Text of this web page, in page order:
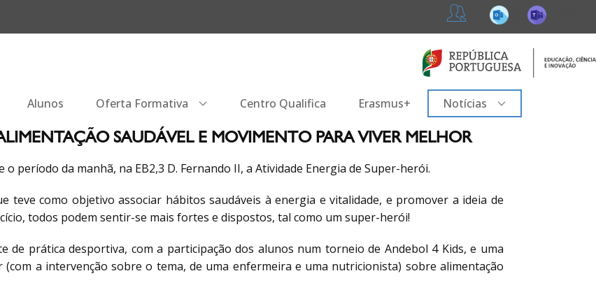
Professores
365
Alunos Oferta Formativa Centro Qualifica Erasmus+ Notícias
SAUDÁVEL E MOVIMENTO PARA VIVER MELHOR
período da manhã, na EB2,3 D. Fernando II, a Atividade Energia de Super-herói.
teve como objetivo associar hábitos saudáveis à energia e vitalidade, e promover a ideia de
todos podem sentir-se mais fortes e dispostos, tal como um super-herói!
de prática desportiva, com a participação dos alunos num torneio de Andebol 4 Kids, e uma
a intervenção sobre o tema, de uma enfermeira e uma nutricionista) sobre alimentação